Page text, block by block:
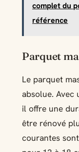
complet du
référence
Parquet
Le parquet
absolue. Avec
il offre une
être rénové
courantes